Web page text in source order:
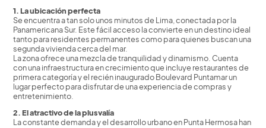
1. La ubicación perfecta
Se encuentra a tan solo unos minutos de Lima, conectada por la
Panamericana Sur. Este fácil acceso la convierte en un destino ideal
tanto para residentes permanentes como para quienes buscan una
segunda vivienda cerca del mar.
La zona ofrece una mezcla de tranquilidad y dinamismo. Cuenta
con una infraestructura en crecimiento que incluye restaurantes de
primera categoría y el recién inaugurado Boulevard Puntamar un
lugar perfecto para disfrutar de una experiencia de compras y
entretenimiento.
2. El atractivo de la plusvalía
La constante demanda y el desarrollo urbano en Punta Hermosa han